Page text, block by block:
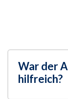
War der
hilfreich?